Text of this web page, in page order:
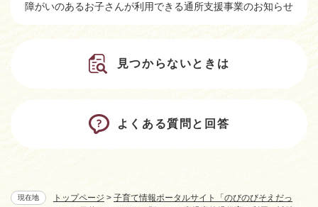
現在地 トップページ > 子育て情報ポータルサイト「のびのびそえだっ
障がいのあるお子さんが利用できる通所支援事業のお知らせ
見つからないときは
よくある質問と回答